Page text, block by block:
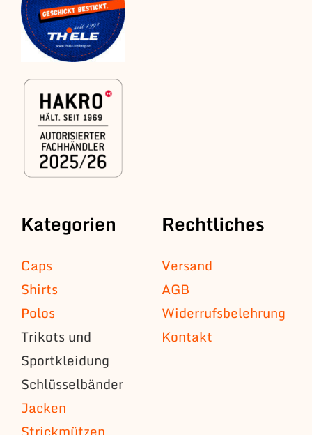
Kategorien
Caps
Shirts
Polos
Trikots und
Sportkleidung
Schlüsselbänder
Jacken
Rechtliches
Versand
AGB
Widerrufsbelehrung
Kontakt